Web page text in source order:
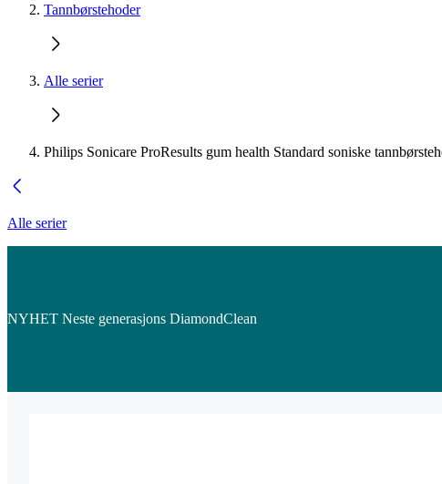
Tannbørstehoder
Alle serier
Philips Sonicare ProResults gum health Standard soniske
Alle serier
NYHET Neste generasjons DiamondClean